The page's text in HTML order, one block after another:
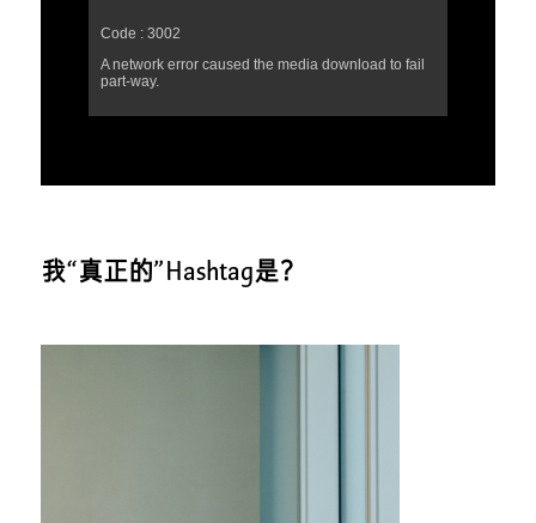
我“真正的”Hashtag是？